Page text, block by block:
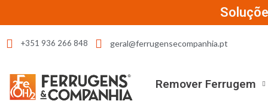
+351 936 266 848 geral@ferrugensecompanhia.pt
Remover Ferrugem